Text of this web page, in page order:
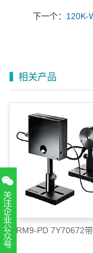
下一个： 120K-
相关产品
RM9-PD 7Y70672